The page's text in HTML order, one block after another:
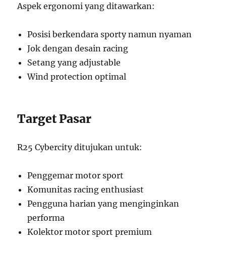
Aspek ergonomi yang ditawarkan:
Posisi berkendara sporty namun nyaman
Jok dengan desain racing
Setang yang adjustable
Wind protection optimal
Target Pasar
R25 Cybercity ditujukan untuk:
Penggemar motor sport
Komunitas racing enthusiast
Pengguna harian yang menginginkan
performa
Kolektor motor sport premium